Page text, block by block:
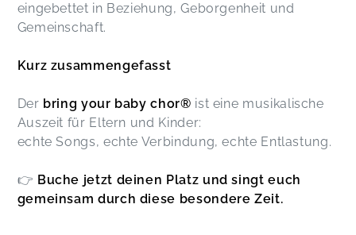
eingebettet in Beziehung, Geborgenheit und
Gemeinschaft.
Kurz zusammengefasst
Der bring your baby chor® ist eine musikalische
Auszeit für Eltern und Kinder:
echte Songs, echte Verbindung, echte Entlastung.
👉 Buche jetzt deinen Platz und singt euch
gemeinsam durch diese besondere Zeit.